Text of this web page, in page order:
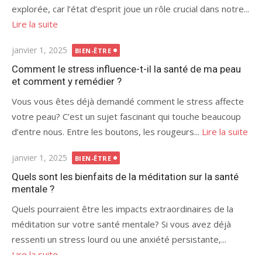
explorée, car l’état d’esprit joue un rôle crucial dans notre...
Lire la suite
Publié
le
janvier 1, 2025 BIEN-ÊTRE
Comment le stress influence-t-il la santé de ma peau
et comment y remédier ?
Vous vous êtes déjà demandé comment le stress affecte
votre peau? C’est un sujet fascinant qui touche beaucoup
d’entre nous. Entre les boutons, les rougeurs... Lire la suite
Publié
le
janvier 1, 2025 BIEN-ÊTRE
Quels sont les bienfaits de la méditation sur la santé
mentale ?
Quels pourraient être les impacts extraordinaires de la
méditation sur votre santé mentale? Si vous avez déjà
ressenti un stress lourd ou une anxiété persistante,...